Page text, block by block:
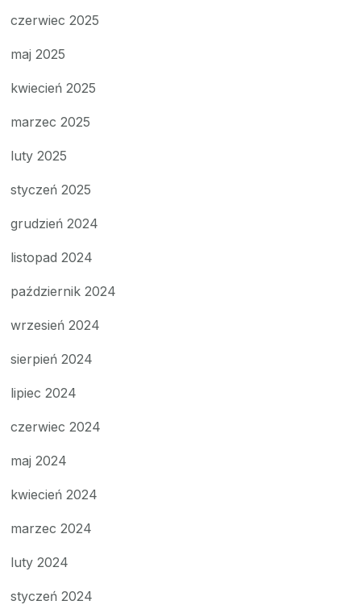
czerwiec 2025
maj 2025
kwiecień 2025
marzec 2025
luty 2025
styczeń 2025
grudzień 2024
listopad 2024
październik 2024
wrzesień 2024
sierpień 2024
lipiec 2024
czerwiec 2024
maj 2024
kwiecień 2024
marzec 2024
luty 2024
styczeń 2024